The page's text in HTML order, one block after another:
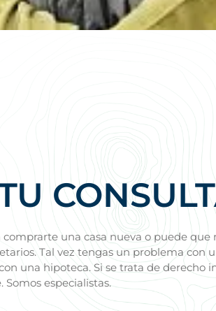
comprarte una casa nueva o puede que
Tal vez tengas un problema con
una hipoteca. Si se trata de derecho
especialistas.